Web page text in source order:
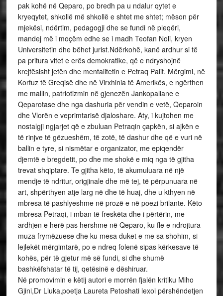
pak kohë në Qeparo, po bredh pa u ndalur qytet e
kryeqytet, shkollë më shkollë e shtet me shtet; mëson për
mjekësi, ndërtim, pedagogji dhe se fundi në pleqëri,
mandej më i moçëm edhe se i madh Teofan Noli, kryen
Universitetin dhe bëhet jurist.Ndërkohë, kanë ardhur si të
pa pritura vitet e erës demokratike, që e ndryshojnë
krejtësisht jetën dhe mentalitetin e Petraq Palit. Mërgimi, në
Korfuz të Greqisë dhe në Virxhinia të Amerikës, e ngërthen
me mallin, patriotizmin në gjenezën Jankopaliane e
Qeparotase dhe nga dashuria për vendin e vetë, Qeparoin
dhe Vlorën e veprimtarisë djaloshare. Aty, i kujtohen me
nostalgji ngjarjet që e zbuluan Petraqin çapkën, si ajkën e
të rinjve të gëzueshëm, të zotë, të dashur dhe që e vuri në
ballin e tyre, si nismëtar e organizator, me epiqendër
djemtë e bregdetit, po dhe me shokë e miq nga të gjitha
trevat shqiptare. Te gjitha këto, të akumuluara në një
mendje të ndritur, origjinale dhe më tej, të përpunuara në
art, shpërthyen atje larg në dhe të huaj, dhe u kthyen në
mbresa të pashlyeshme në prozë e në poezi brilante. Këto
mbresa Petraqi, i mban të freskëta dhe i përtërin, me
ardhjen e herë pas hershme në Qeparo, ku fle e ndrojtura
muza frymëzuese dhe ku mesa duket e me sa shohim, si
lejlekët mërgimtarë, po e ndreq folenë sipas kërkesave të
kohës, për të gjetur më së fundi, si dhe shumë
bashkëfshatar të tij, qetësinë e dëshiruar.
Në promovimin e këtij autori e morrën fjalën kritiku Miho
Gjini,Dr Lluka,poetja Laureta Petoshati lexoi përshëndetjen